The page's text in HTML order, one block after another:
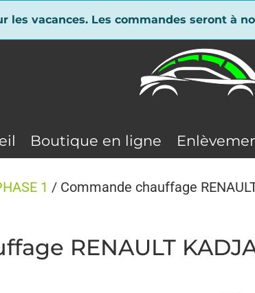
les vacances. Les commandes seront à
Boutique en ligne
1 / Commande chauffage
RENAULT